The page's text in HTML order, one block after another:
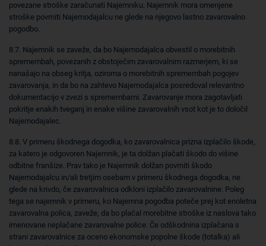
povezane stroške zaračunati Najemniku. Najemnik mora omenjene
stroške povrniti Najemodajalcu ne glede na njegovo lastno zavarovalno
pogodbo.
8.7. Najemnik se zaveže, da bo Najemodajalca obvestil o morebitnih
spremembah, povezanih z obstoječim zavarovalnim razmerjem, ki se
nanašajo na obseg kritja, oziroma o morebitnih spremembah pogojev
zavarovanja, in da bo na zahtevo Najemodajalca posredoval relevantno
dokumentacijo v zvezi s spremembami. Zavarovanje mora zagotavljati
pokritje enakih tveganj in enake višine zavarovalnih vsot kot je to določil
Najemodajalec.
8.8. V primeru škodnega dogodka, ko zavarovalnica prizna izplačilo škode,
za katero je odgovoren Najemnik, je ta dolžan plačati škodo do višine
odbitne franšize. Prav tako je Najemnik dolžan povrniti škodo
Najemodajalcu in/ali tretjim osebam v primeru škodnega dogodka, ne
glede na krivdo, če zavarovalnica odkloni izplačilo zavarovalnine. Poleg
tega se najemnik v primeru, ko Najemna pogodba poteče prej kot enoletna
zavarovalna polica, zaveže, da bo plačal morebitne stroške iz naslova tako
imenovane neplačane zavarovalne police. Če odškodnina izplačana s
strani zavarovalnice za oceno ekonomske popolne škode (totalka) ali